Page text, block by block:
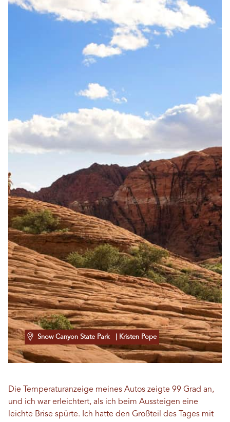
Snow Canyon State Park | Kristen Pope
Die Temperaturanzeige meines Autos zeigte 99 Grad an,
und ich war erleichtert, als ich beim Aussteigen eine
leichte Brise spürte. Ich hatte den Großteil des Tages mit